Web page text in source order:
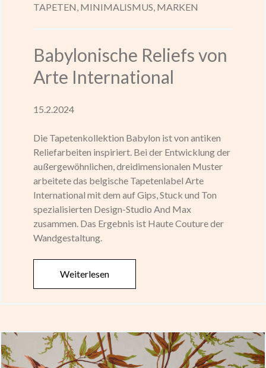
TAPETEN, MINIMALISMUS, MARKEN
Babylonische Reliefs von
Arte International
15.2.2024
Die Tapetenkollektion Babylon ist von antiken
Reliefarbeiten inspiriert. Bei der Entwicklung der
außergewöhnlichen, dreidimensionalen Muster
arbeitete das belgische Tapetenlabel Arte
International mit dem auf Gips, Stuck und Ton
spezialisierten Design-Studio And Max
zusammen. Das Ergebnis ist Haute Couture der
Wandgestaltung.
Weiterlesen